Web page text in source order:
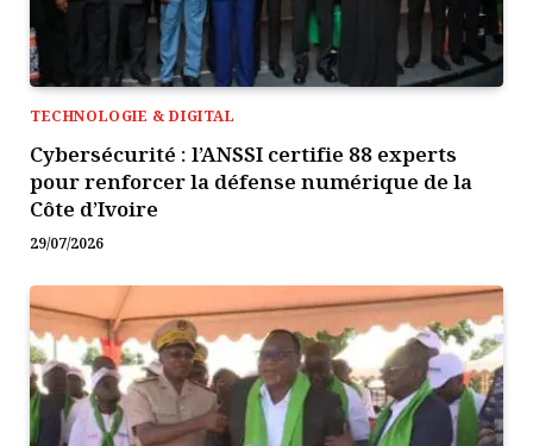
TECHNOLOGIE & DIGITAL
Cybersécurité : l’ANSSI certifie 88 experts
pour renforcer la défense numérique de la
Côte d’Ivoire
29/07/2026